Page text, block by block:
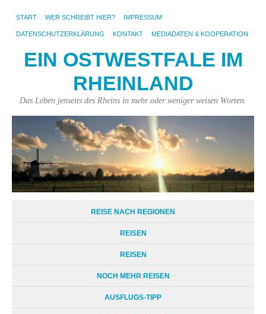
START WER SCHREIBT HIER? IMPRESSUM
DATENSCHUTZERKLÄRUNG KONTAKT MEDIADATEN & KOOPERATION
EIN OSTWESTFALE IM
RHEINLAND
Das Leben jenseits des Rheins in mehr oder weniger weisen Worten.
REISE NACH REGIONEN
REISEN
REISEN
NOCH MEHR REISEN
AUSFLUGS-TIPP